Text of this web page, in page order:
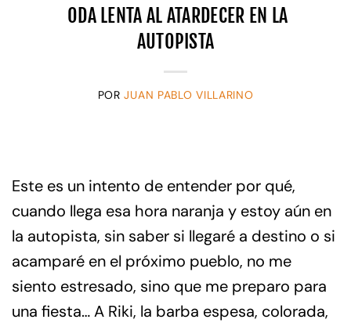
ODA LENTA AL ATARDECER EN LA
AUTOPISTA
PORJUAN PABLO VILLARINO
Este es un intento de entender por qué,
cuando llega esa hora naranja y estoy aún en
la autopista, sin saber si llegaré a destino o si
acamparé en el próximo pueblo, no me
siento estresado, sino que me preparo para
una fiesta… A Riki, la barba espesa, colorada,